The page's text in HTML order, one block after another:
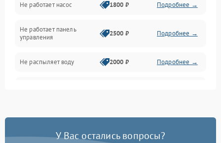
Вода
Гигиена
Программное обеспечение
Не работает насос 1800 ₽ Подробнее →
Не работает панель
управления
2500 ₽ Подробнее →
Не распыляет воду 2000 ₽ Подробнее →
Проблемы с набором
У Вас остались вопросы?